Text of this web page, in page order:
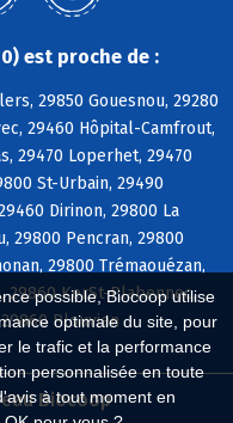
possible, Biocoop utilise
optimale du site, pour
le trafic et la performance
personnalisée en toute
à tout moment en
est proche de :
29850 Gouesnou, 29280
29460 Hôpital-Camfrout,
29470 Loperhet, 29470
St-Urbain, 29490
Dirinon, 29800 La
29800 Pencran, 29800
29800 Trémaouézan,
29860 KerSt-Plabennec,
Plouvien
Biocoop